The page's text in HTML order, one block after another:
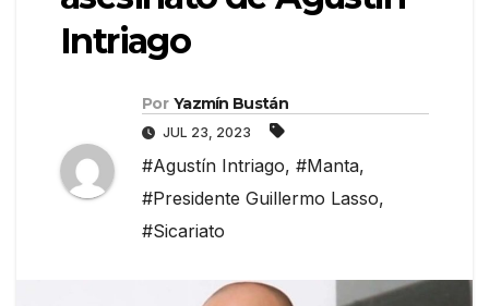
Intriago
Por Yazmín Bustán
JUL 23, 2023
#Agustín Intriago, #Manta,
#Presidente Guillermo Lasso,
#Sicariato